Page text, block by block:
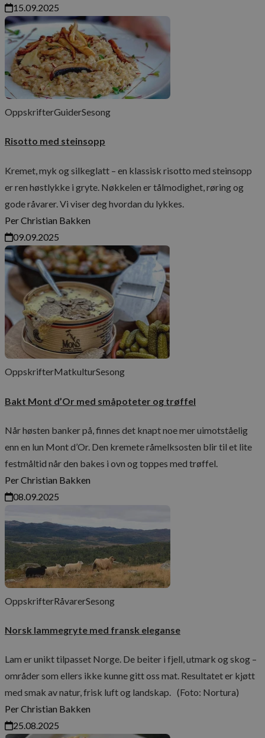
15.09.2025
OppskrifterGuiderSesong
Risotto med steinsopp
Kremet, myk og silkeglatt – en klassisk risotto med steinsopp
er ren høstlykke i gryte. Nøkkelen er tålmodighet, røring og
gode råvarer. Vi viser deg hvordan du lykkes.
Per Christian Bakken
09.09.2025
OppskrifterMatkulturSesong
Bakt Mont d’Or med småpoteter og trøffel
Når høsten banker på, finnes det knapt noe mer uimotståelig
enn en lun Mont d’Or. Den kremete råmelksosten blir til et lite
festmåltid når den bakes i ovn og toppes med trøffel.
Per Christian Bakken
08.09.2025
OppskrifterRåvarerSesong
Norsk lammegryte med fransk eleganse
Lam er unikt tilpasset Norge. De beiter i fjell, utmark og skog –
områder som ellers ikke kunne gitt oss mat. Resultatet er kjøtt
med smak av natur, frisk luft og landskap. (Foto: Nortura)
Per Christian Bakken
25.08.2025